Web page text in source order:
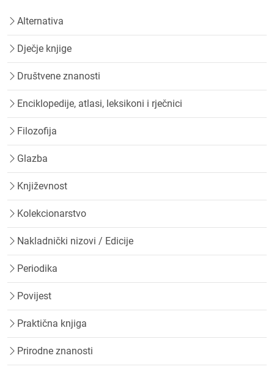
Alternativa
Dječje knjige
Društvene znanosti
Enciklopedije, atlasi, leksikoni i rječnici
Filozofija
Glazba
Književnost
Kolekcionarstvo
Nakladnički nizovi / Edicije
Periodika
Povijest
Praktična knjiga
Prirodne znanosti